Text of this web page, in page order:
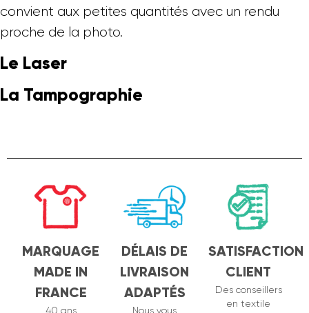
convient aux petites quantités avec un rendu
proche de la photo.
Le Laser
La Tampographie
MARQUAGE
MADE IN
FRANCE
40 ans
DÉLAIS DE
LIVRAISON
ADAPTÉS
Nous vous
SATISFACTION
CLIENT
Des conseillers
en textile